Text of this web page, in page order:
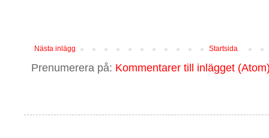
Nästa inlägg Startsida
Prenumerera på: Kommentarer till inlägget